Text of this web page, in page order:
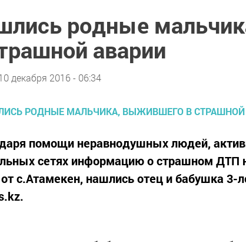
родные
аварии
декабря 2016 - 06:34
помощи неравнодушных людей,
сетях информацию о страшном ДТП
с.Атамекен, нашлись отец и бабушка 3-